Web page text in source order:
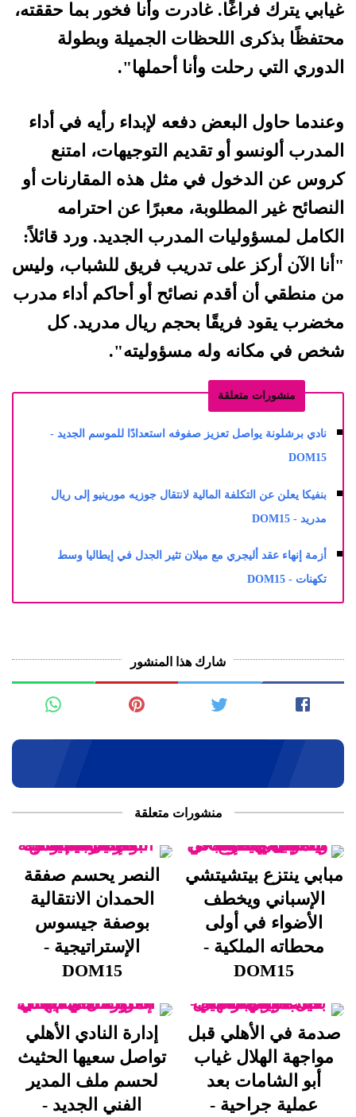
غيابي يترك فراغًا. غادرت وأنا فخور بما حققته،
محتفظًا بذكرى اللحظات الجميلة وبطولة
الدوري التي رحلت وأنا أحملها".
وعندما حاول البعض دفعه لإبداء رأيه في أداء
المدرب ألونسو أو تقديم التوجيهات، امتنع
كروس عن الدخول في مثل هذه المقارنات أو
النصائح غير المطلوبة، معبرًا عن احترامه
الكامل لمسؤوليات المدرب الجديد. ورد قائلاً:
"أنا الآن أركز على تدريب فريق للشباب، وليس
من منطقي أن أقدم نصائح أو أحاكم أداء مدرب
مخضرب يقود فريقًا بحجم ريال مدريد. كل
شخص في مكانه وله مسؤوليته".
منشورات متعلقة
نادي برشلونة يواصل تعزيز صفوفه استعدادًا للموسم الجديد -
DOM15
بنفيكا يعلن عن التكلفة المالية لانتقال جوزيه مورينيو إلى ريال
مدريد - DOM15
أزمة إنهاء عقد أليجري مع ميلان تثير الجدل في إيطاليا وسط
تكهنات - DOM15
شارك هذا المنشور
منشورات متعلقة
مبابي ينتزع بيتشيتشي
الإسباني ويخطف
الأضواء في أولى
محطاته الملكية -
DOM15
النصر يحسم صفقة
الحمدان الانتقالية
بوصفة جيسوس
الإستراتيجية -
DOM15
صدمة في الأهلي قبل
مواجهة الهلال غياب
أبو الشامات بعد
عملية جراحية -
إدارة النادي الأهلي
تواصل سعيها الحثيث
لحسم ملف المدير
الفني الجديد -